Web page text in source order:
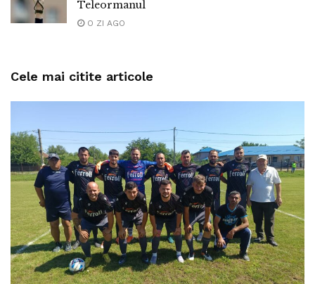
Teleormanul
O ZI AGO
Cele mai citite articole